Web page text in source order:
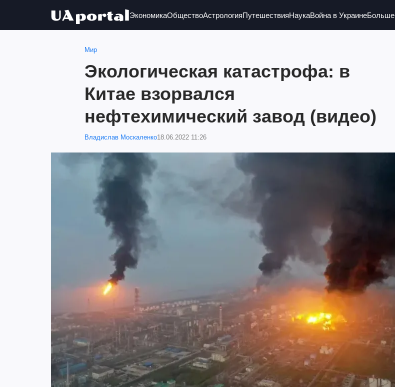
ЭкономикаОбществоАстрологияПутешествияНаукаВойна в УкраинеБольше
Мир
Экологическая катастрофа: в
Китае взорвался
нефтехимический завод (видео)
Владислав Москаленко18.06.2022 11:26